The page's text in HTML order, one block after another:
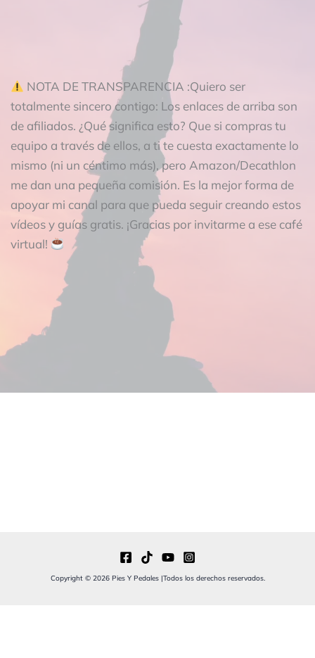
NOTA DE TRANSPARENCIA :Quiero ser
totalmente sincero contigo: Los enlaces de arriba son
de afiliados. ¿Qué significa esto? Que si compras tu
equipo a través de ellos, a ti te cuesta exactamente lo
mismo (ni un céntimo más), pero Amazon/Decathlon
me dan una pequeña comisión. Es la mejor forma de
apoyar mi canal para que pueda seguir creando estos
vídeos y guías gratis. ¡Gracias por invitarme a ese café
virtual!
Copyright © 2026 Pies Y Pedales |Todos los derechos reservados.